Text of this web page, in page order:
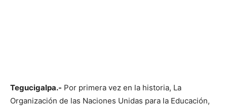
Tegucigalpa.- Por primera vez en la historia, La
Organización de las Naciones Unidas para la Educación,